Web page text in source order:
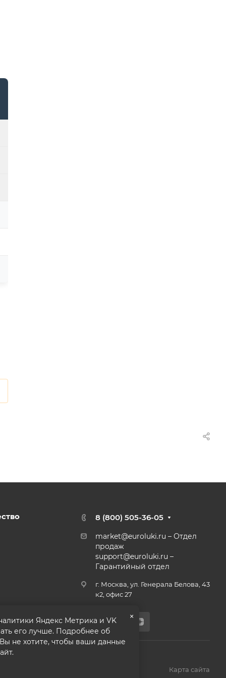
8 (800) 505-36-05
market@euroluki.ru – Отдел
продаж
support@euroluki.ru –
Гарантийный отдел
г. Москва, ул. Генерала Белова, 43
к2, офис 27
Карта сайта
×
Яндекс Метрика и VK
его лучше. Подробнее об
не хотите, чтобы ваши данные